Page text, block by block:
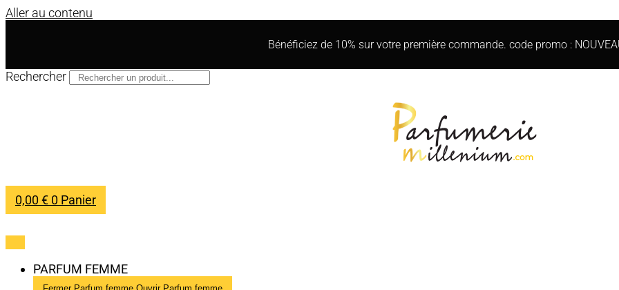
Aller au contenu
Bénéficiez de 10% sur votre première commande. code promo :
Rechercher
0,00€ 0 Panier
PARFUM FEMME